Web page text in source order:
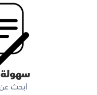
سهولة
ابحث